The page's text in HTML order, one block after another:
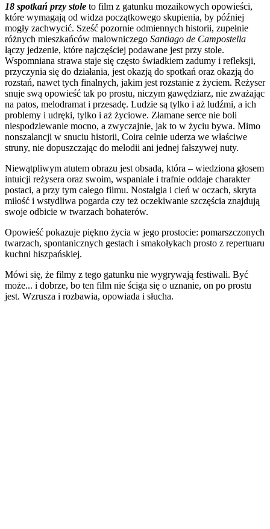
18 spotkań przy stole to film z gatunku mozaikowych opowieści,
które wymagają od widza początkowego skupienia, by później
mogły zachwycić. Sześć pozornie odmiennych historii, zupełnie
różnych mieszkańców malowniczego Santiago de Campostella
łączy jedzenie, które najczęściej podawane jest przy stole.
Wspomniana strawa staje się często świadkiem zadumy i refleksji,
przyczynia się do działania, jest okazją do spotkań oraz okazją do
rozstań, nawet tych finalnych, jakim jest rozstanie z życiem. Reżyser
snuje swą opowieść tak po prostu, niczym gawędziarz, nie zważając
na patos, melodramat i przesadę. Ludzie są tylko i aż ludźmi, a ich
problemy i udręki, tylko i aż życiowe. Złamane serce nie boli
niespodziewanie mocno, a zwyczajnie, jak to w życiu bywa. Mimo
nonszalancji w snuciu historii, Coira celnie uderza we właściwe
struny, nie dopuszczając do melodii ani jednej fałszywej nuty.
Niewątpliwym atutem obrazu jest obsada, która – wiedziona głosem
intuicji reżysera oraz swoim, wspaniale i trafnie oddaje charakter
postaci, a przy tym całego filmu. Nostalgia i cień w oczach, skryta
miłość i wstydliwa pogarda czy też oczekiwanie szczęścia znajdują
swoje odbicie w twarzach bohaterów.
Opowieść pokazuje piękno życia w jego prostocie: pomarszczonych
twarzach, spontanicznych gestach i smakołykach prosto z repertuaru
kuchni hiszpańskiej.
Mówi się, że filmy z tego gatunku nie wygrywają festiwali. Być
może... i dobrze, bo ten film nie ściga się o uznanie, on po prostu
jest. Wzrusza i rozbawia, opowiada i słucha.